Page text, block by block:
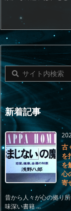
新着記事
古
を
を
心
寄
昔から人々が心の拠り
味深い書籍 ...